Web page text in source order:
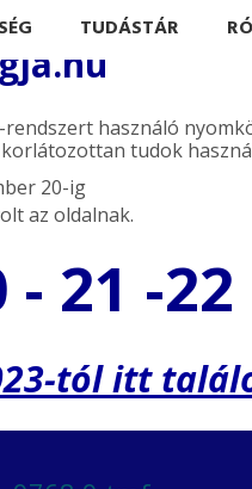
TUDÁSTÁR
használó
tudok
20-ig
az oldalnak.
- 21 -
tól itt